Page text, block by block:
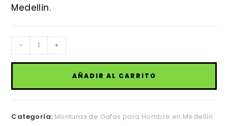
Medellin.
OPT9009
cantidad
- +
AÑADIR AL CARRITO
Categoría: Monturas de Gafas para Hombre en Medellín